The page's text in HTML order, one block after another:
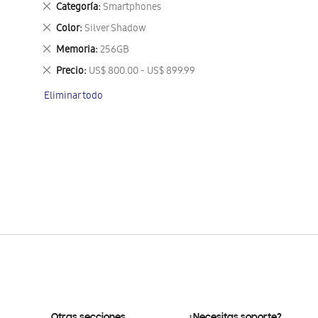
Categoría Smartphones
Eliminar
este
artículo
Color Silver Shadow
Eliminar
este
artículo
Memoria 256GB
Eliminar
este
artículo
Precio US$ 800.00 - US$ 899.99
Eliminar
artículo
Eliminar todo